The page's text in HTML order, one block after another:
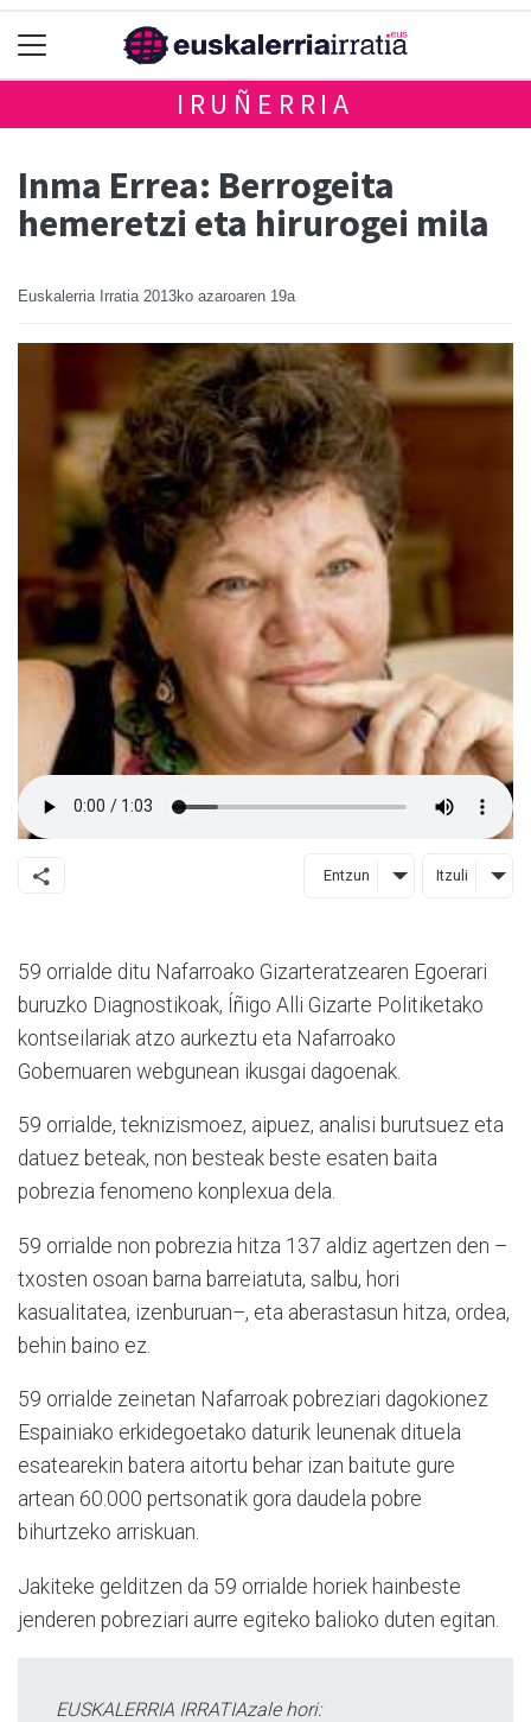
IRUÑERRIA
Inma Errea: Berrogeita
hemeretzi eta hirurogei mila
Euskalerria Irratia 2013ko azaroaren 19a
Entzun Itzuli
59 orrialde ditu Nafarroako Gizarteratzearen Egoerari
buruzko Diagnostikoak, Íñigo Alli Gizarte Politiketako
kontseilariak atzo aurkeztu eta Nafarroako
Gobernuaren webgunean ikusgai dagoenak.
59 orrialde, teknizismoez, aipuez, analisi burutsuez eta
datuez beteak, non besteak beste esaten baita
pobrezia fenomeno konplexua dela.
59 orrialde non pobrezia hitza 137 aldiz agertzen den –
txosten osoan barna barreiatuta, salbu, hori
kasualitatea, izenburuan–, eta aberastasun hitza, ordea,
behin baino ez.
59 orrialde zeinetan Nafarroak pobreziari dagokionez
Espainiako erkidegoetako daturik leunenak dituela
esatearekin batera aitortu behar izan baitute gure
artean 60.000 pertsonatik gora daudela pobre
bihurtzeko arriskuan.
Jakiteke gelditzen da 59 orrialde horiek hainbeste
jenderen pobreziari aurre egiteko balioko duten egitan.
EUSKALERRIA IRRATIAzale hori: